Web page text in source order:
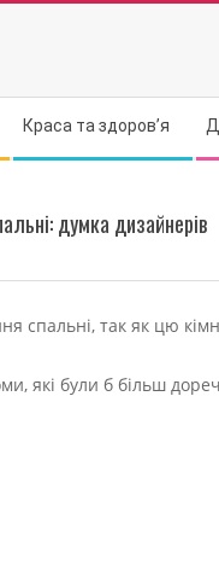
Краса та здоров’я
думка дизайнерів
так як цю
які були б більш